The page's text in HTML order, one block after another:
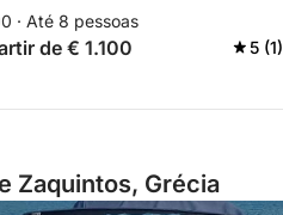
· Até 8 pessoas
de € 1.100 5 (1)
Zaquintos, Grécia